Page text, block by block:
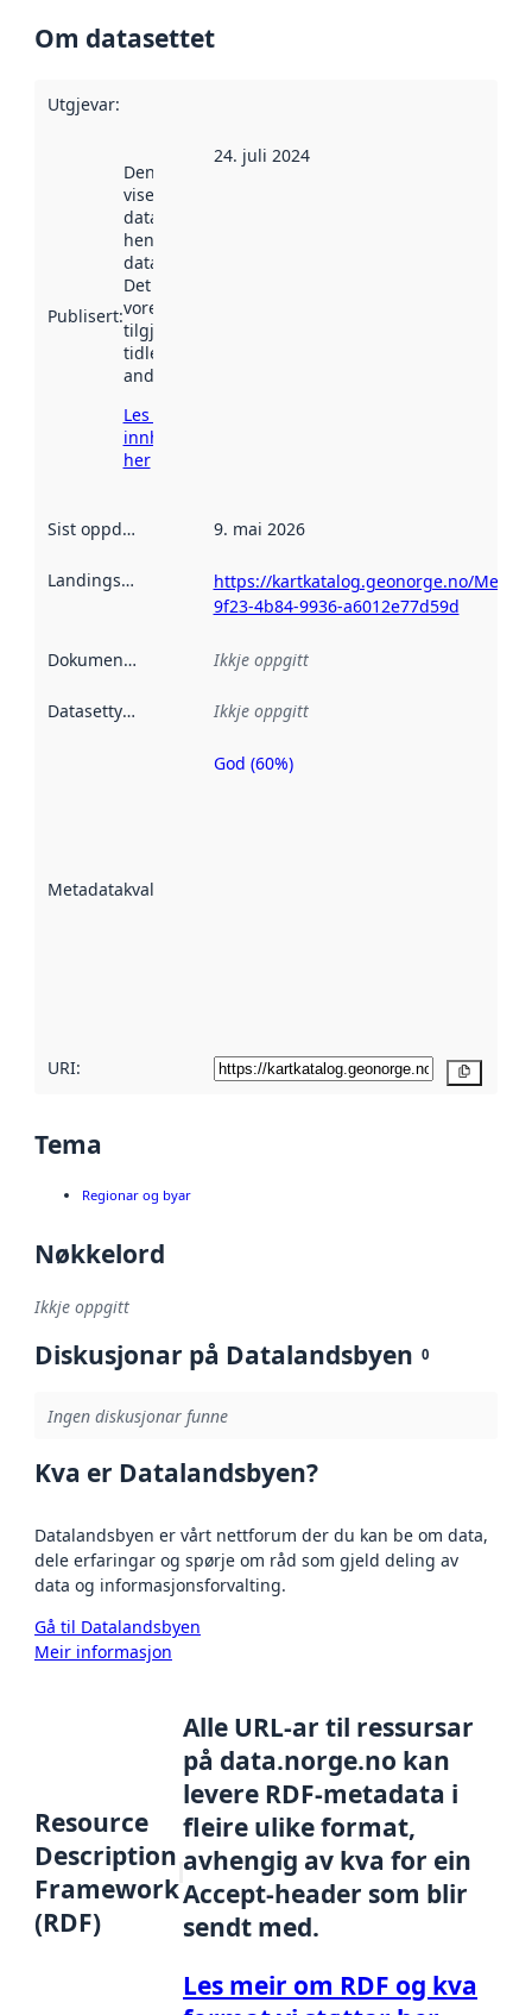
Om datasettet
Utgjevar:
Publisert:
Denne datoen
viser når
datasettet vart
henta inn av
data.norge.no.
Det kan ha
vore
tilgjengeleg
tidlegare
andre stader.
Les meir om
innhenting
her
24. juli 2024
Sist oppdatert 9. mai 2026
Landingsside
https://kartkatalog.geonorge.no/
9f23-4b84-9936-a6012e77d59d
Dokumentasjon Ikkje oppgitt
Datasettype Ikkje oppgitt
Metadatakvalitet
Metadatakvalitet
God (60%)
URI:
Tema
Regionar og byar
Nøkkelord
Ikkje oppgitt
Diskusjonar på Datalandsbyen 0
Ingen diskusjonar funne
Kva er Datalandsbyen?
Datalandsbyen er vårt nettforum der du kan be om data,
dele erfaringar og spørje om råd som gjeld deling av
data og informasjonsforvalting.
Gå til Datalandsbyen
Meir informasjon
Resource
Description
Framework
(RDF)
Alle URL-ar til ressursar
på data.norge.no kan
levere RDF-metadata i
fleire ulike format,
avhengig av kva for ein
Accept-header som blir
sendt med.
Les meir om RDF og kva